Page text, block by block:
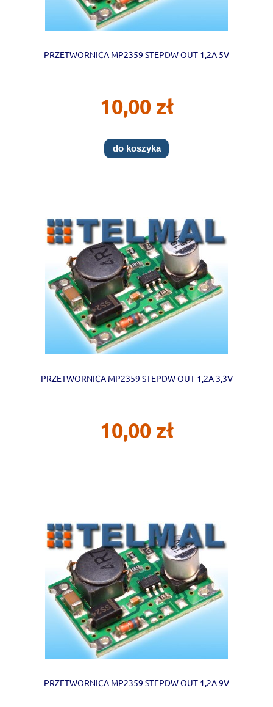
PRZETWORNICA MP2359 STEPDW OUT 1,2A 5V
10,00 zł
do koszyka
PRZETWORNICA MP2359 STEPDW OUT 1,2A 3,3V
10,00 zł
PRZETWORNICA MP2359 STEPDW OUT 1,2A 9V